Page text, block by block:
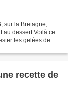
sur la Bretagne,
au dessert Voilà ce
les gelées de
recette de